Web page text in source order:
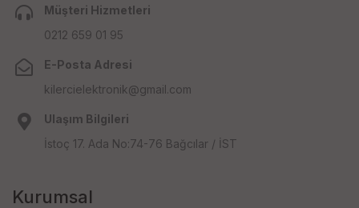
Müşteri Hizmetleri
0212 659 01 95
E-Posta Adresi
kilercielektronik@gmail.com
Ulaşım Bilgileri
İstoç 17. Ada No:74-76 Bağcılar / İST
Kurumsal